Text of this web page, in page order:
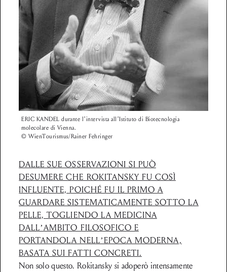
ERIC KANDEL durante l’intervista all’Istituto di Biotecnologia
molecolare di Vienna.
© WienTourismus/Rainer Fehringer
DALLE SUE OSSERVAZIONI SI PUÒ
DESUMERE CHE ROKITANSKY FU COSÌ
INFLUENTE, POICHÉ FU IL PRIMO A
GUARDARE SISTEMATICAMENTE SOTTO LA
PELLE, TOGLIENDO LA MEDICINA
DALL’AMBITO FILOSOFICO E
PORTANDOLA NELL’EPOCA MODERNA,
BASATA SUI FATTI CONCRETI.
Non solo questo. Rokitansky si adoperò intensamente